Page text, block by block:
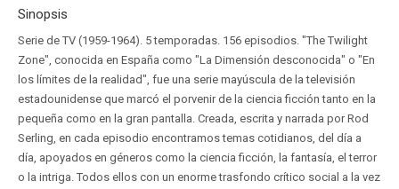
Sinopsis
Serie de TV (1959-1964). 5 temporadas. 156 episodios. "The Twilight
Zone", conocida en España como "La Dimensión desconocida" o "En
los límites de la realidad", fue una serie mayúscula de la televisión
estadounidense que marcó el porvenir de la ciencia ficción tanto en la
pequeña como en la gran pantalla. Creada, escrita y narrada por Rod
Serling, en cada episodio encontramos temas cotidianos, del día a
día, apoyados en géneros como la ciencia ficción, la fantasía, el terror
o la intriga. Todos ellos con un enorme trasfondo crítico social a la vez